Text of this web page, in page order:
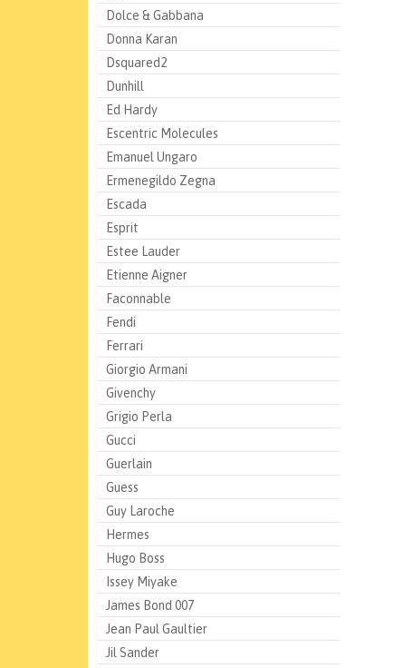
Dolce & Gabbana
Donna Karan
Dsquared2
Dunhill
Ed Hardy
Escentric Molecules
Emanuel Ungaro
Ermenegildo Zegna
Escada
Esprit
Estee Lauder
Etienne Aigner
Faconnable
Fendi
Ferrari
Giorgio Armani
Givenchy
Grigio Perla
Gucci
Guerlain
Guess
Guy Laroche
Hermes
Hugo Boss
Issey Miyake
James Bond 007
Jean Paul Gaultier
Jil Sander